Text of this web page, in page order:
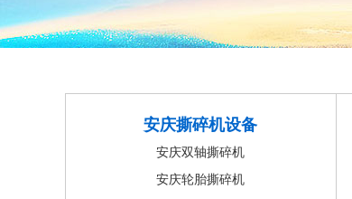
安庆撕碎机设备
安庆双轴撕碎机
安庆轮胎撕碎机